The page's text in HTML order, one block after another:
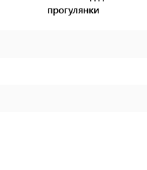
прогулянки